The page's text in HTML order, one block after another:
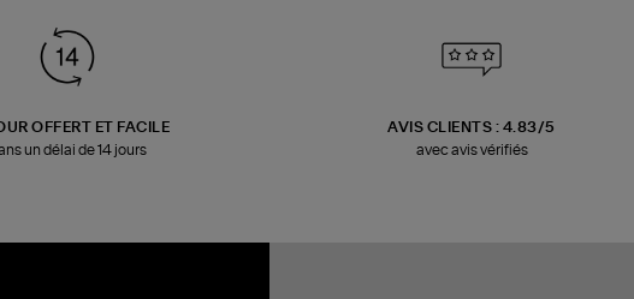
OFFERT ET FACILE
un délai de 14 jours
AVIS CLIENTS : 4.83/5
avec avis vérifiés